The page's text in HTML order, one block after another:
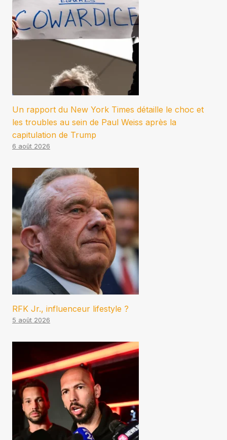
Un rapport du New York Times détaille le choc et
les troubles au sein de Paul Weiss après la
capitulation de Trump
6 août 2026
RFK Jr., influenceur lifestyle ?
5 août 2026